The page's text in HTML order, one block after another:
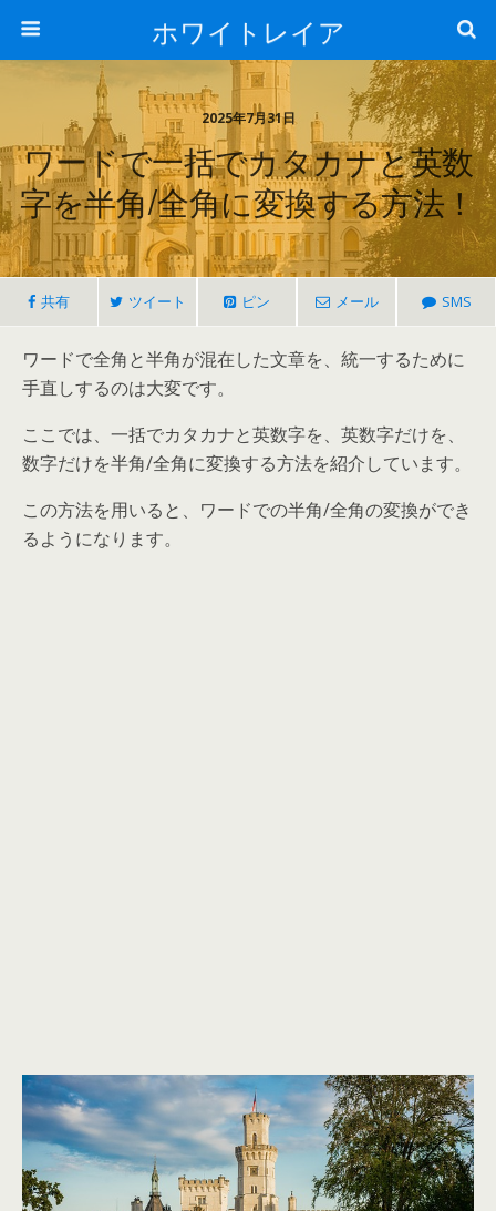
ホワイトレイア
2025年7月31日
ワードで一括でカタカナと英数
字を半角/全角に変換する方法！
共有 ツイート ピン メール SMS
ワードで全角と半角が混在した文章を、統一するために
手直しするのは大変です。
ここでは、一括でカタカナと英数字を、英数字だけを、
数字だけを半角/全角に変換する方法を紹介しています。
この方法を用いると、ワードでの半角/全角の変換ができ
るようになります。